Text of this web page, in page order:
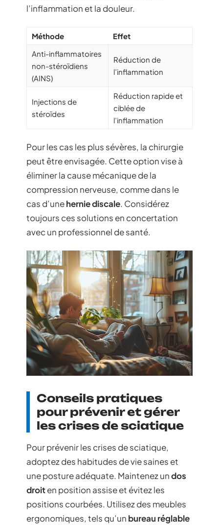
l’inflammation et la douleur.
Méthode
Effet
Anti-inflammatoires
non-stéroïdiens
(AINS)
Réduction de
l’inflammation
Injections de
stéroïdes
Réduction rapide et
ciblée de
l’inflammation
Pour les cas les plus sévères, la chirurgie
peut être envisagée. Cette option vise à
éliminer la cause mécanique de la
compression nerveuse, comme dans le
cas d’unehernie discale. Considérez
toujours ces solutions en concertation
avec un professionnel de santé.
Conseils pratiques
pour prévenir et gérer
les crises de sciatique
Pour prévenir les crises de sciatique,
adoptez des habitudes de vie saines et
une posture adéquate. Maintenez undos
droiten position assise et évitez les
positions courbées. Utilisez des meubles
ergonomiques, tels qu’un bureau réglable